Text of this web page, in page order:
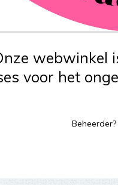
webwinkel
voor het
Beheerder?